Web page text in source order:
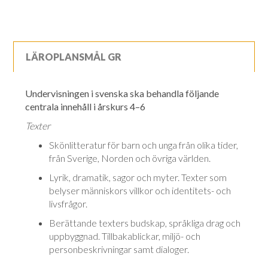
LÄROPLANSMÅL GR
Undervisningen i svenska ska behandla följande
centrala innehåll i årskurs 4–6
Texter
Skönlitteratur för barn och unga från olika tider,
från Sverige, Norden och öv­ri­ga världen.
Lyrik, dramatik, sagor och myter. Texter som
belyser männi­skors villkor och identitets- och
livsfrågor.
Berättande texters budskap, språkliga drag och
uppbyggnad. Till­baka­blickar, miljö- och
personbeskrivningar samt dialoger.